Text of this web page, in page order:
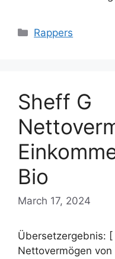
Categories
Rappers
Sheff G
Bio
March 17, 2024
Übersetzergebnis:
Nettovermögen